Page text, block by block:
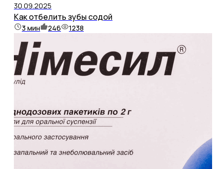
30.09.2025
Как отбелить зубы содой
3 мин 246 1238